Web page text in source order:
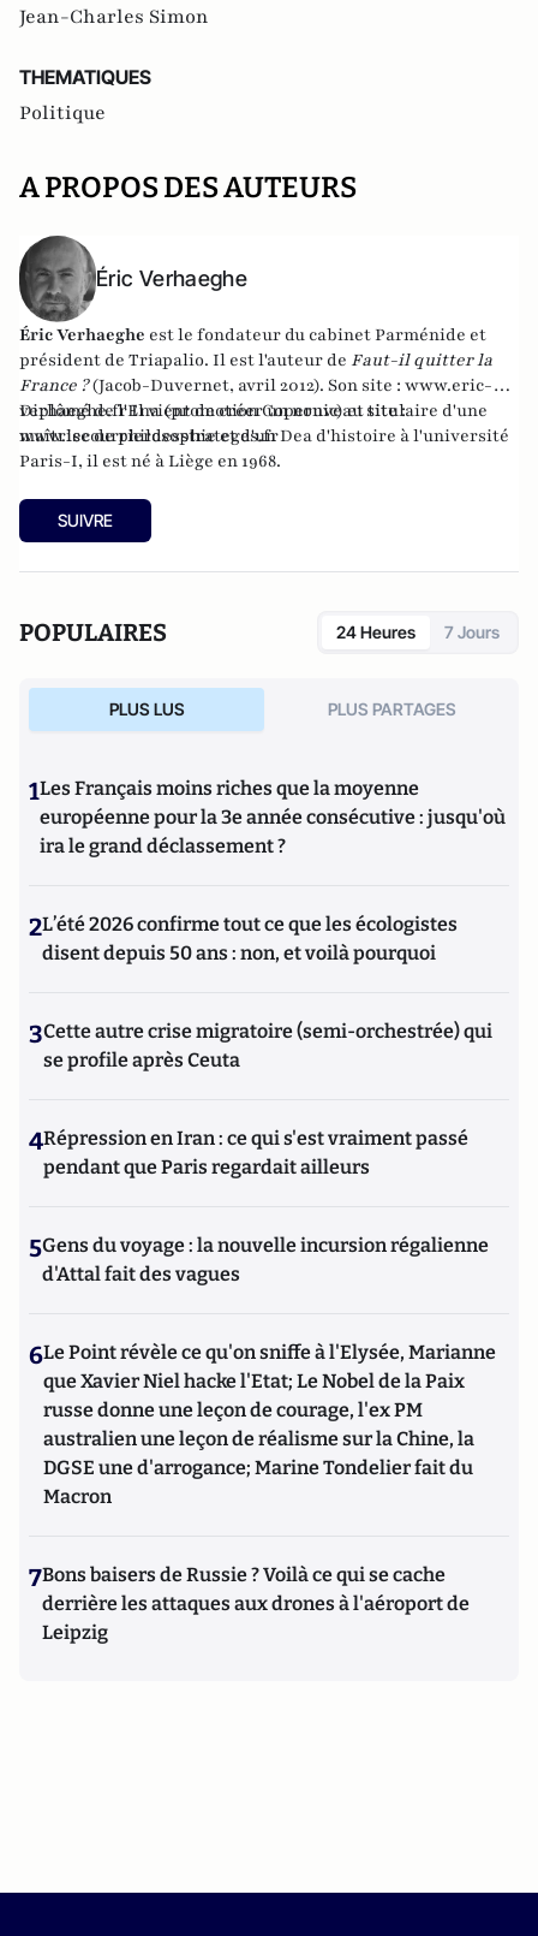
Jean-Charles Simon
THEMATIQUES
Politique
A PROPOS DES AUTEURS
Éric Verhaeghe
Éric Verhaeghe est le fondateur du cabinet Parménide et
président de Triapalio. Il est l'auteur de Faut-il quitter la
France ?(Jacob-Duvernet, avril 2012). Son site : www.eric-
verhaeghe.frIl vient de créer un nouveau site :
www.lecourrierdesstrateges.fr
Diplômé de l'Ena (promotion Copernic) et titulaire d'une
maîtrise de philosophie et d'un Dea d'histoire à l'université
Paris-I, il est né à Liège en 1968.
SUIVRE
POPULAIRES 24 Heures 7 Jours
PLUS LUS PLUS PARTAGES
1Les Français moins riches que la moyenne
européenne pour la 3e année consécutive : jusqu'où
ira le grand déclassement ?
2L’été 2026 confirme tout ce que les écologistes
disent depuis 50 ans : non, et voilà pourquoi
3Cette autre crise migratoire (semi-orchestrée) qui
se profile après Ceuta
4Répression en Iran : ce qui s'est vraiment passé
pendant que Paris regardait ailleurs
5Gens du voyage : la nouvelle incursion régalienne
d'Attal fait des vagues
6Le Point révèle ce qu'on sniffe à l'Elysée, Marianne
que Xavier Niel hacke l'Etat; Le Nobel de la Paix
russe donne une leçon de courage, l'ex PM
australien une leçon de réalisme sur la Chine, la
DGSE une d'arrogance; Marine Tondelier fait du
Macron
7Bons baisers de Russie ? Voilà ce qui se cache
derrière les attaques aux drones à l'aéroport de
Leipzig